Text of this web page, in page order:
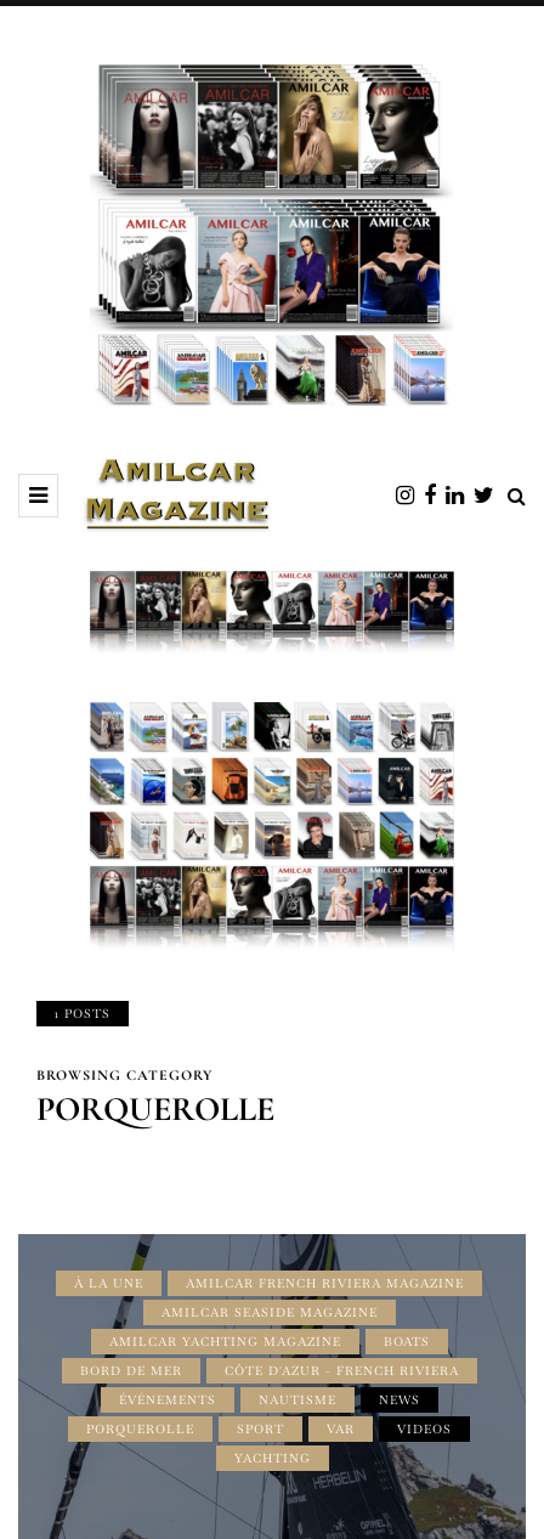
1 POSTS
BROWSING CATEGORY
PORQUEROLLE
À LA UNE
AMILCAR FRENCH RIVIERA MAGAZINE
AMILCAR SEASIDE MAGAZINE
AMILCAR YACHTING MAGAZINE
BOATS
BORD DE MER
CÔTE D'AZUR - FRENCH RIVIERA
ÉVÉNEMENTS
NAUTISME
NEWS
PORQUEROLLE
SPORT VAR
VIDEOS
YACHTING